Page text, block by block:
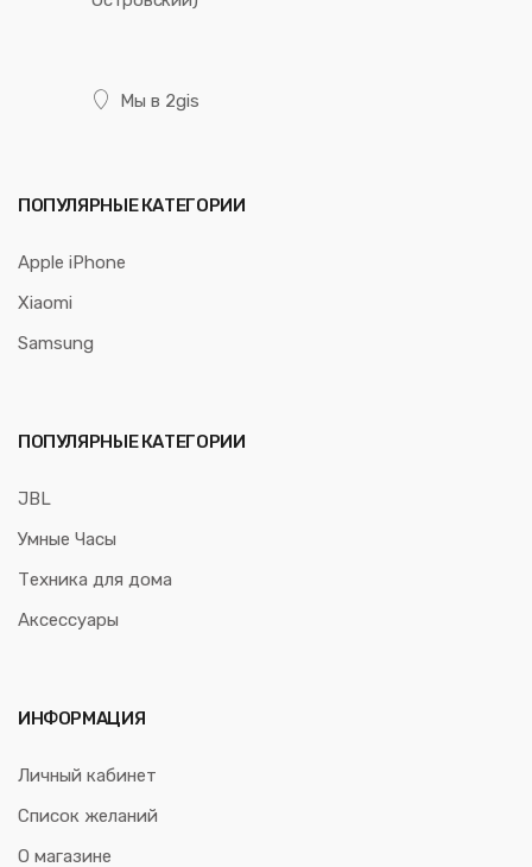
Мы в 2gis
ПОПУЛЯРНЫЕ КАТЕГОРИИ
Apple iPhone
Xiaomi
Samsung
ПОПУЛЯРНЫЕ КАТЕГОРИИ
JBL
Умные Часы
Техника для дома
Аксессуары
ИНФОРМАЦИЯ
Личный кабинет
Список желаний
О магазине